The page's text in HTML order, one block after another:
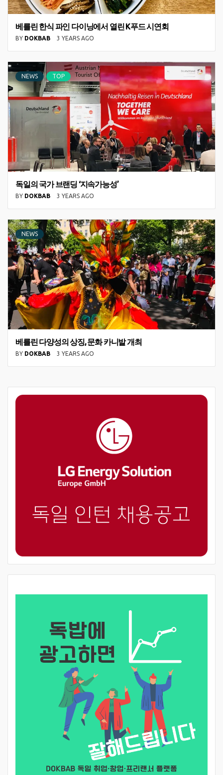
베를린 한식 파인 다이닝에서 열린 K푸드 시연회
BY DOKBAB 3 YEARS AGO
NEWS TOP
독일의 국가 브랜딩 ‘지속가능성’
BY DOKBAB 3 YEARS AGO
NEWS
베를린 다양성의 상징, 문화 카니발 개최
BY DOKBAB 3 YEARS AGO